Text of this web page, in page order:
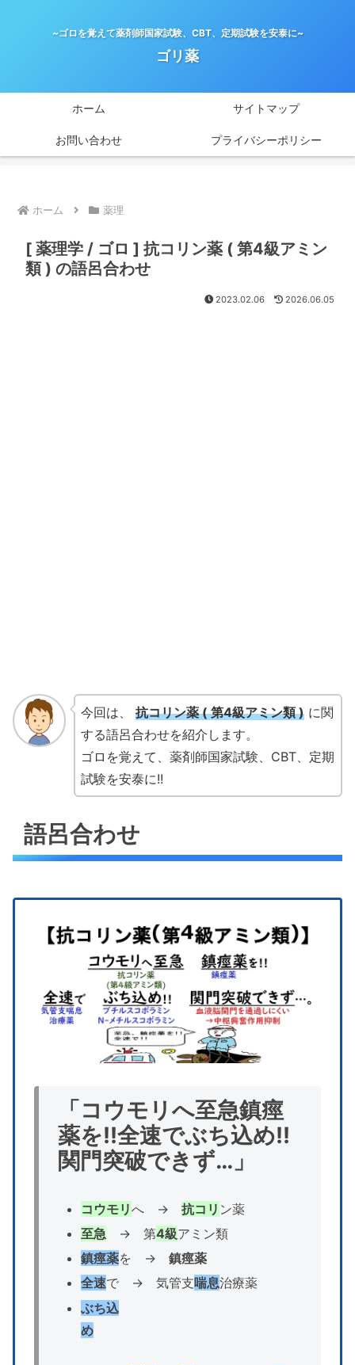
~ゴロを覚えて薬剤師国家試験、CBT、定期試験を安泰に~
ゴリ薬
ホーム サイトマップ
お問い合わせ プライバシーポリシー
ホーム 薬理
[ 薬理学 / ゴロ ] 抗コリン薬 ( 第4級アミン
類 ) の語呂合わせ
2023.02.06 2026.06.05
今回は、 抗コリン薬 ( 第4級アミン類 )に関
する語呂合わせを紹介します。
ゴロを覚えて、薬剤師国家試験、CBT、定期
試験を安泰に!!
語呂合わせ
「コウモリへ至急鎮痙
薬を!!全速でぶち込め!!
関門突破できず…」
コウモリへ →抗コリ ン薬
至急 → 第4級アミン類
鎮痙薬を →鎮痙薬
全速で → 気管支喘息治療薬
ぶち込
め